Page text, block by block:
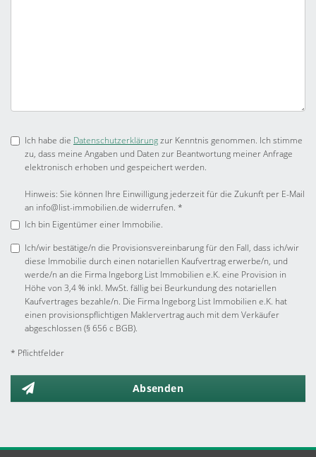
Ich habe die Datenschutzerklärungzur Kenntnis genommen. Ich stimme
zu, dass meine Angaben und Daten zur Beantwortung meiner Anfrage
elektronisch erhoben und gespeichert werden.
Hinweis: Sie können Ihre Einwilligung jederzeit für die Zukunft per E-Mail
an info@list-immobilien.de widerrufen. *
Ich bin Eigentümer einer Immobilie.
Ich/wir bestätige/n die Provisionsvereinbarung für den Fall, dass ich/wir
diese Immobilie durch einen notariellen Kaufvertrag erwerbe/n, und
werde/n an die Firma Ingeborg List Immobilien e.K. eine Provision in
Höhe von 3,4 % inkl. MwSt. fällig bei Beurkundung des notariellen
Kaufvertrages bezahle/n. Die Firma Ingeborg List Immobilien e.K. hat
einen provisionspflichtigen Maklervertrag auch mit dem Verkäufer
abgeschlossen (§ 656 c BGB).
* Pflichtfelder
Absenden